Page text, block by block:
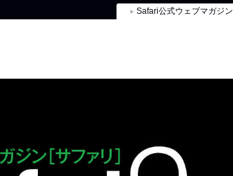
Safari公式ウェブマガジン